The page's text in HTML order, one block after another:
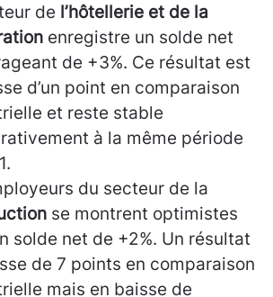
de l’hôtellerie et de la
enregistre un solde net
de +3%. Ce résultat est
d’un point en comparaison
et reste stable
à la même période
du secteur de la
se montrent optimistes
solde net de +2%. Un résultat
de 7 points en comparaison
mais en baisse de